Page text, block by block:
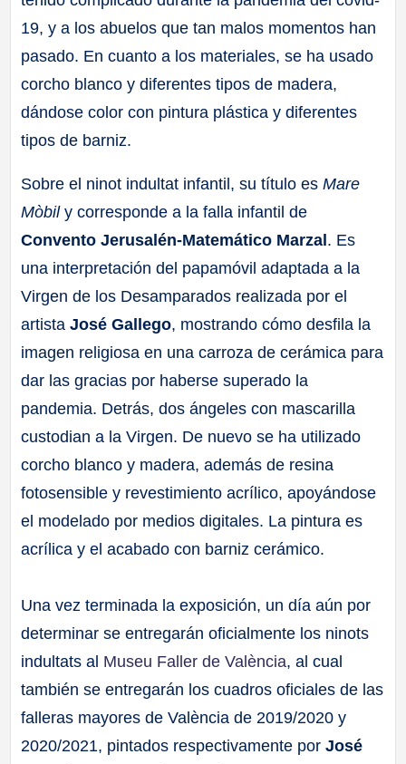
19, y a los abuelos que tan malos momentos han
pasado. En cuanto a los materiales, se ha usado
corcho blanco y diferentes tipos de madera,
dándose color con pintura plástica y diferentes
tipos de barniz.
Sobre el ninot indultat infantil, su título esMare
Mòbily corresponde a la falla infantil de
Convento Jerusalén-Matemático Marzal . Es
una interpretación del papamóvil adaptada a la
Virgen de los Desamparados realizada por el
artistaJosé Gallego, mostrando cómo desfila la
imagen religiosa en una carroza de cerámica para
dar las gracias por haberse superado la
pandemia. Detrás, dos ángeles con mascarilla
custodian a la Virgen. De nuevo se ha utilizado
corcho blanco y madera, además de resina
fotosensible y revestimiento acrílico, apoyándose
el modelado por medios digitales. La pintura es
acrílica y el acabado con barniz cerámico.
Una vez terminada la exposición, un día aún por
determinar se entregarán oficialmente los ninots
indultats al Museu Faller de València, al cual
también se entregarán los cuadros oficiales de las
falleras mayores de València de 2019/2020 y
2020/2021, pintados respectivamente por José